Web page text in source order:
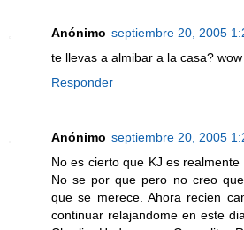
Anónimo septiembre 20, 2005
te llevas a almibar a la casa?
Responder
Anónimo septiembre 20, 2005
No es cierto que KJ es
No se por que pero no creo
que se merece. Ahora recien
continuar relajandome en este